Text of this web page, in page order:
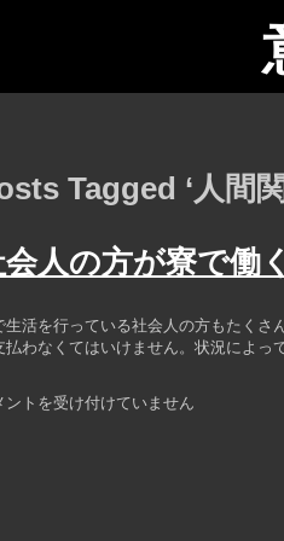
Tagged ‘人間
会人の方が寮で働
生活を行っている社会人の方もたくさ
払わなくてはいけません。状況によっ
ントを受け付けていません